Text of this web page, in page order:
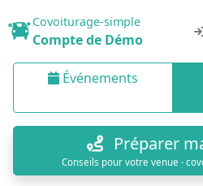
Covoiturage-simple
Compte de Démo
Événements
Préparer
Conseils pour votre venue ·